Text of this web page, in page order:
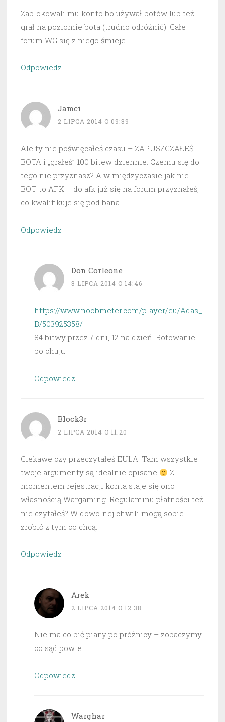
Zablokowali mu konto bo używał botów lub też
grał na poziomie bota (trudno odróżnić). Całe
forum WG się z niego śmieje.
Odpowiedz
Jamci
2 LIPCA 2014 O 09:39
Ale ty nie poświęcałeś czasu – ZAPUSZCZAŁEŚ
BOTA i „grałeś” 100 bitew dziennie. Czemu się do
tego nie przyznasz? A w międzyczasie jak nie
BOT to AFK – do afk już się na forum przyznałeś,
co kwalifikuje się pod bana.
Odpowiedz
Don Corleone
3 LIPCA 2014 O 14:46
https://www.noobmeter.com/player/eu/Adas_
B/503925358/
84 bitwy przez 7 dni, 12 na dzień. Botowanie
po chuju!
Odpowiedz
Block3r
2 LIPCA 2014 O 11:20
Ciekawe czy przeczytałeś EULA. Tam wszystkie
twoje argumenty są idealnie opisane
Z
momentem rejestracji konta staje się ono
własnością Wargaming. Regulaminu płatności też
nie czytałeś? W dowolnej chwili mogą sobie
zrobić z tym co chcą.
Odpowiedz
Arek
2 LIPCA 2014 O 12:38
Nie ma co bić piany po próżnicy – zobaczymy
co sąd powie.
Odpowiedz
Warghar